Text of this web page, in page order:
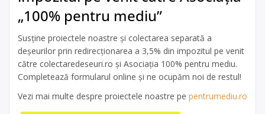
„100% pentru mediu”
Susține proiectele noastre și colectarea separată a
deșeurilor prin redirecționarea a 3,5% din impozitul pe venit
către colectaredeseuri.ro și Asociația 100% pentru mediu.
Completează formularul online și ne ocupăm noi de restul!
Vezi mai multe despre proiectele noastre pe pentrumediu.ro